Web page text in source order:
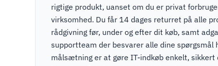
rigtige produkt, uanset om du er privat
virksomhed. Du får 14 dages returret på alle
rådgivning før, under og efter dit køb, samt
supportteam der besvarer alle dine spørgsmål
målsætning er at gøre IT-indkøb enkelt, sikkert